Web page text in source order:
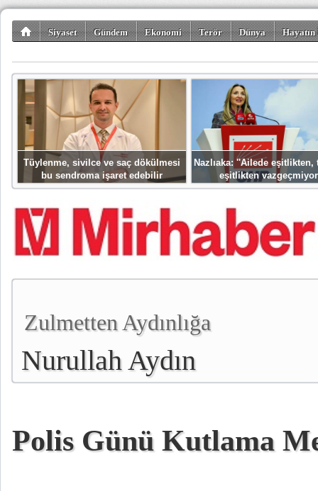
Siyaset Gündem Ekonomi Terör Dünya
Tüylenme, sivilce ve saç dökülmesi
bu sendroma işaret edebilir
Nazlıaka: ''Ailede eşitlikten,
eşitlikten
Zulmetten Aydınlığa
Nurullah Aydın
Polis Günü Kutlama